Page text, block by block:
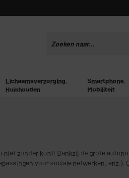
Lichaamsverzorging,
Huishouden
Smartphone,
Mobiliteit
zonder kunt! Dankzij de grote
voor sociale netwerken,